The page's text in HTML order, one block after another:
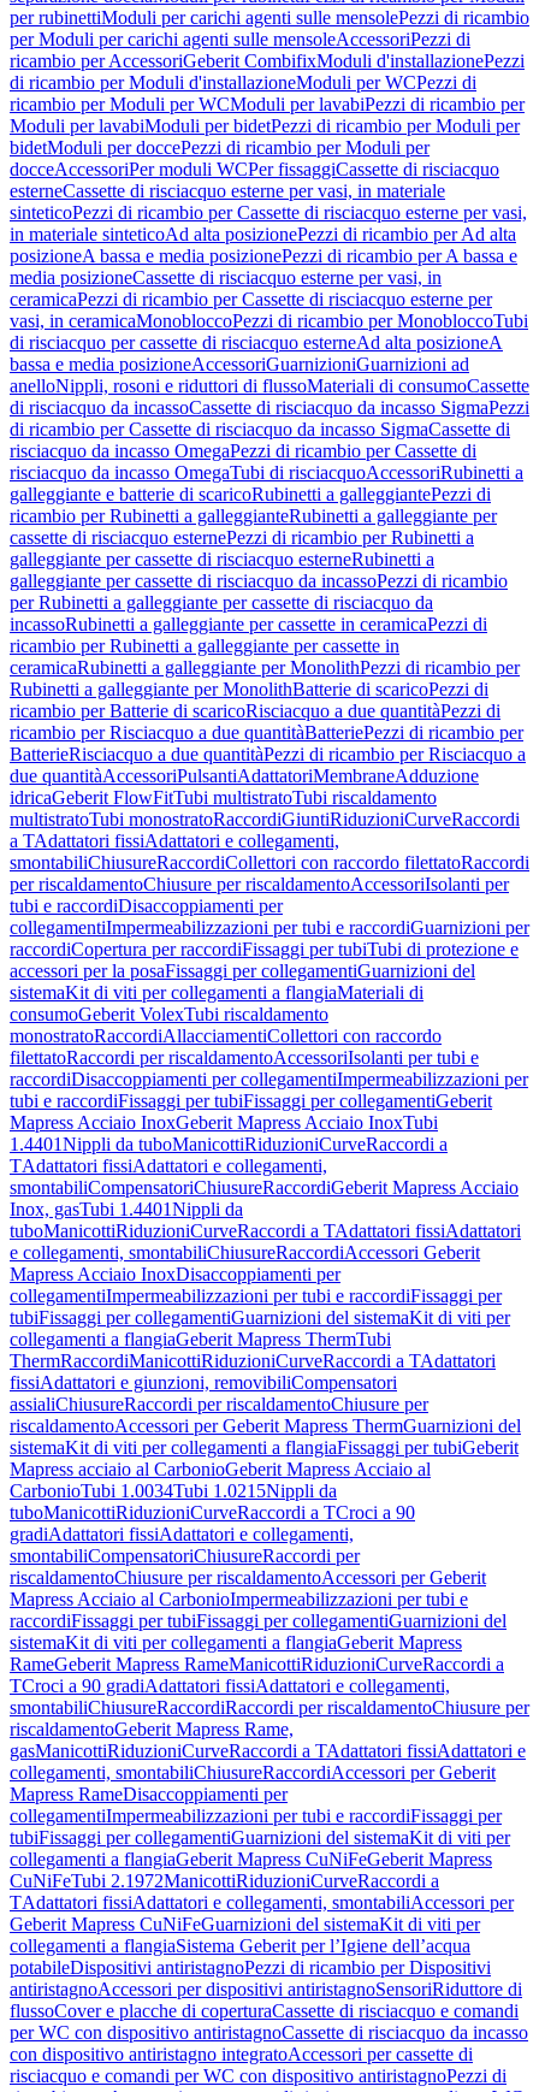
per rubinettiModuli per carichi agenti sulle mensolePezzi di ricambio
per Moduli per carichi agenti sulle mensoleAccessoriPezzi di
ricambio per AccessoriGeberit CombifixModuli d'installazionePezzi
di ricambio per Moduli d'installazioneModuli per WCPezzi di
ricambio per Moduli per WCModuli per lavabiPezzi di ricambio per
Moduli per lavabiModuli per bidetPezzi di ricambio per Moduli per
bidetModuli per doccePezzi di ricambio per Moduli per
docceAccessoriPer moduli WCPer fissaggiCassette di risciacquo
esterneCassette di risciacquo esterne per vasi, in materiale
sinteticoPezzi di ricambio per Cassette di risciacquo esterne per vasi,
in materiale sinteticoAd alta posizionePezzi di ricambio per Ad alta
posizioneA bassa e media posizionePezzi di ricambio per A bassa e
media posizioneCassette di risciacquo esterne per vasi, in
ceramicaPezzi di ricambio per Cassette di risciacquo esterne per
vasi, in ceramicaMonobloccoPezzi di ricambio per MonobloccoTubi
di risciacquo per cassette di risciacquo esterneAd alta posizioneA
bassa e media posizioneAccessoriGuarnizioniGuarnizioni ad
anelloNippli, rosoni e riduttori di flussoMateriali di consumoCassette
di risciacquo da incassoCassette di risciacquo da incasso SigmaPezzi
di ricambio per Cassette di risciacquo da incasso SigmaCassette di
risciacquo da incasso OmegaPezzi di ricambio per Cassette di
risciacquo da incasso OmegaTubi di risciacquoAccessoriRubinetti a
galleggiante e batterie di scaricoRubinetti a galleggiantePezzi di
ricambio per Rubinetti a galleggianteRubinetti a galleggiante per
cassette di risciacquo esternePezzi di ricambio per Rubinetti a
galleggiante per cassette di risciacquo esterneRubinetti a
galleggiante per cassette di risciacquo da incassoPezzi di ricambio
per Rubinetti a galleggiante per cassette di risciacquo da
incassoRubinetti a galleggiante per cassette in ceramicaPezzi di
ricambio per Rubinetti a galleggiante per cassette in
ceramicaRubinetti a galleggiante per MonolithPezzi di ricambio per
Rubinetti a galleggiante per MonolithBatterie di scaricoPezzi di
ricambio per Batterie di scaricoRisciacquo a due quantitàPezzi di
ricambio per Risciacquo a due quantitàBatteriePezzi di ricambio per
BatterieRisciacquo a due quantitàPezzi di ricambio per Risciacquo a
due quantitàAccessoriPulsantiAdattatoriMembraneAdduzione
idricaGeberit FlowFitTubi multistratoTubi riscaldamento
multistratoTubi monostratoRaccordiGiuntiRiduzioniCurveRaccordi
a TAdattatori fissiAdattatori e collegamenti,
smontabiliChiusureRaccordiCollettori con raccordo filettatoRaccordi
per riscaldamentoChiusure per riscaldamentoAccessoriIsolanti per
tubi e raccordiDisaccoppiamenti per
collegamentiImpermeabilizzazioni per tubi e raccordiGuarnizioni per
raccordiCopertura per raccordiFissaggi per tubiTubi di protezione e
accessori per la posaFissaggi per collegamentiGuarnizioni del
sistemaKit di viti per collegamenti a flangiaMateriali di
consumoGeberit VolexTubi riscaldamento
monostratoRaccordiAllacciamentiCollettori con raccordo
filettatoRaccordi per riscaldamentoAccessoriIsolanti per tubi e
raccordiDisaccoppiamenti per collegamentiImpermeabilizzazioni per
tubi e raccordiFissaggi per tubiFissaggi per collegamentiGeberit
Mapress Acciaio InoxGeberit Mapress Acciaio InoxTubi
1.4401Nippli da tuboManicottiRiduzioniCurveRaccordi a
TAdattatori fissiAdattatori e collegamenti,
smontabiliCompensatoriChiusureRaccordiGeberit Mapress Acciaio
Inox, gasTubi 1.4401Nippli da
tuboManicottiRiduzioniCurveRaccordi a TAdattatori fissiAdattatori
e collegamenti, smontabiliChiusureRaccordiAccessori Geberit
Mapress Acciaio InoxDisaccoppiamenti per
collegamentiImpermeabilizzazioni per tubi e raccordiFissaggi per
tubiFissaggi per collegamentiGuarnizioni del sistemaKit di viti per
collegamenti a flangiaGeberit Mapress ThermTubi
ThermRaccordiManicottiRiduzioniCurveRaccordi a TAdattatori
fissiAdattatori e giunzioni, removibiliCompensatori
assialiChiusureRaccordi per riscaldamentoChiusure per
riscaldamentoAccessori per Geberit Mapress ThermGuarnizioni del
sistemaKit di viti per collegamenti a flangiaFissaggi per tubiGeberit
Mapress acciaio al CarbonioGeberit Mapress Acciaio al
CarbonioTubi 1.0034Tubi 1.0215Nippli da
tuboManicottiRiduzioniCurveRaccordi a TCroci a 90
gradiAdattatori fissiAdattatori e collegamenti,
smontabiliCompensatoriChiusureRaccordi per
riscaldamentoChiusure per riscaldamentoAccessori per Geberit
Mapress Acciaio al CarbonioImpermeabilizzazioni per tubi e
raccordiFissaggi per tubiFissaggi per collegamentiGuarnizioni del
sistemaKit di viti per collegamenti a flangiaGeberit Mapress
RameGeberit Mapress RameManicottiRiduzioniCurveRaccordi a
TCroci a 90 gradiAdattatori fissiAdattatori e collegamenti,
smontabiliChiusureRaccordiRaccordi per riscaldamentoChiusure per
riscaldamentoGeberit Mapress Rame,
gasManicottiRiduzioniCurveRaccordi a TAdattatori fissiAdattatori e
collegamenti, smontabiliChiusureRaccordiAccessori per Geberit
Mapress RameDisaccoppiamenti per
collegamentiImpermeabilizzazioni per tubi e raccordiFissaggi per
tubiFissaggi per collegamentiGuarnizioni del sistemaKit di viti per
collegamenti a flangiaGeberit Mapress CuNiFeGeberit Mapress
CuNiFeTubi 2.1972ManicottiRiduzioniCurveRaccordi a
TAdattatori fissiAdattatori e collegamenti, smontabiliAccessori per
Geberit Mapress CuNiFeGuarnizioni del sistemaKit di viti per
collegamenti a flangiaSistema Geberit per l’Igiene dell’acqua
potabileDispositivi antiristagnoPezzi di ricambio per Dispositivi
antiristagnoAccessori per dispositivi antiristagnoSensoriRiduttore di
flussoCover e placche di coperturaCassette di risciacquo e comandi
per WC con dispositivo antiristagnoCassette di risciacquo da incasso
con dispositivo antiristagno integratoAccessori per cassette di
risciacquo e comandi per WC con dispositivo antiristagnoPezzi di